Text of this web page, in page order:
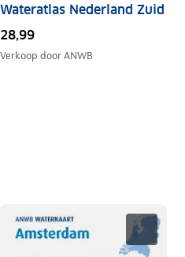
Wateratlas Nederland Zuid
28,99
Verkoop doorANWB